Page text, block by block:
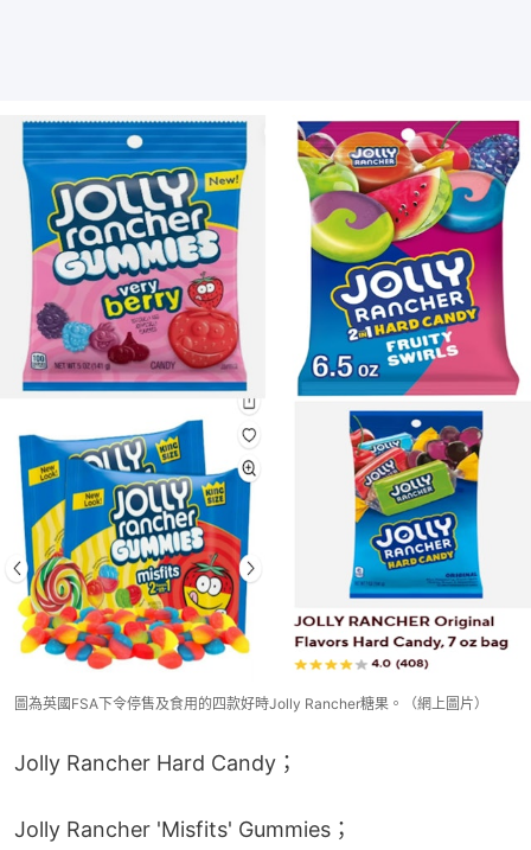
圖為英國FSA下令停售及食用的四款好時Jolly Rancher糖果。（網上圖片）
Jolly Rancher Hard Candy；
Jolly Rancher 'Misfits' Gummies；